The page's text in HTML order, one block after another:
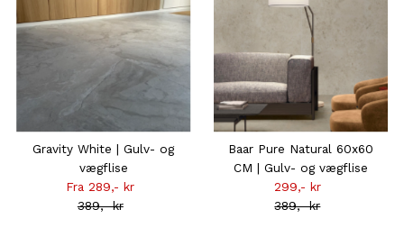
frem til d.
16.08
Gravity White | Gulv- og
vægflise
Tilbudsprisen
Fra 289,- kr
Normal
389,- kr
frem til d.
16.08
Baar Pure Natural 60x60
CM | Gulv- og vægflise
Tilbudsprisen
299,- kr
Normal
389,- kr